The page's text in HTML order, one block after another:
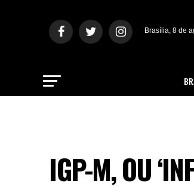
Brasília, 8 de
IGP-M, OU